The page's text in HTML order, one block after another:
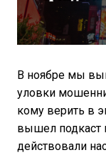
В ноябре мы
уловки
кому верить в
вышел подкаст
действовали